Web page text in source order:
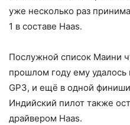
уже несколько раз
1 в составе Haas.
Послужной список Маини
прошлом году ему удалось
GP3, и ещё в одной
Индийский пилот также
драйвером Haas.